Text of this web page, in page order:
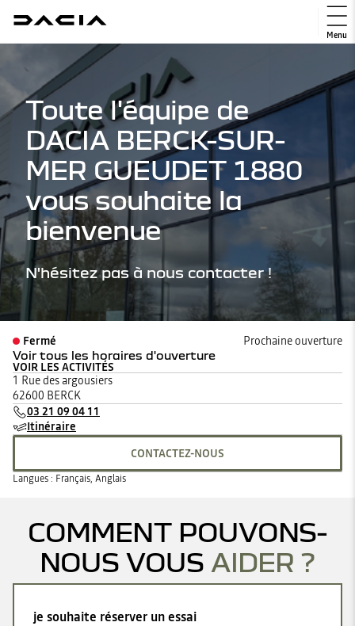
Menu
Toute l'équipe de
DACIA BERCK-SUR-
MER GUEUDET 1880
vous souhaite la
bienvenue
N'hésitez pas à nous contacter !
Fermé Prochaine ouverture
Voir tous les horaires d'ouverture
lundi
08:30 - 19:00
mardi
mercredi
jeudi
vendredi
VOIR LES ACTIVITÉS
1 Rue des argousiers
62600 BERCK
03 21 09 04 11
Itinéraire
CONTACTEZ-NOUS
Langues : Français, Anglais
COMMENT POUVONS-
NOUS VOUS AIDER ?
je souhaite réserver un essai